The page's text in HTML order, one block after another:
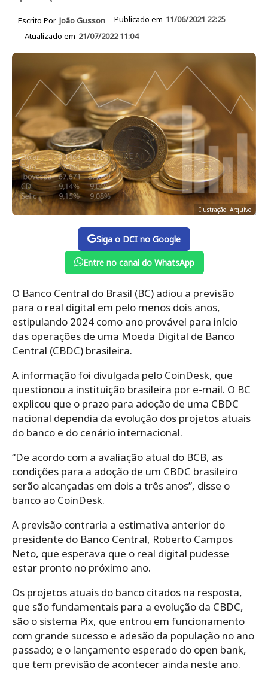
Escrito Por João Gusson Publicado em 11/06/2021 22:25
Atualizado em 21/07/2022 11:04
Ilustração: Arquivo
Siga o DCI no Google
Entre no canal do WhatsApp
O Banco Central do Brasil (BC) adiou a previsão
para o real digital em pelo menos dois anos,
estipulando 2024 como ano provável para início
das operações de uma Moeda Digital de Banco
Central (CBDC) brasileira.
A informação foi divulgada pelo CoinDesk, que
questionou a instituição brasileira por e-mail. O BC
explicou que o prazo para adoção de uma CBDC
nacional dependia da evolução dos projetos atuais
do banco e do cenário internacional.
“De acordo com a avaliação atual do BCB, as
condições para a adoção de um CBDC brasileiro
serão alcançadas em dois a três anos”, disse o
banco ao CoinDesk.
A previsão contraria a estimativa anterior do
presidente do Banco Central, Roberto Campos
Neto, que esperava que o real digital pudesse
estar pronto no próximo ano.
Os projetos atuais do banco citados na resposta,
que são fundamentais para a evolução da CBDC,
são o sistema Pix, que entrou em funcionamento
com grande sucesso e adesão da população no ano
passado; e o lançamento esperado do open bank,
que tem previsão de acontecer ainda neste ano.